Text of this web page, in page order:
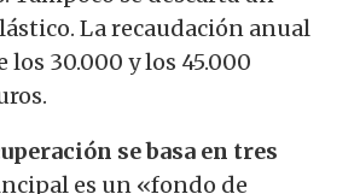
La recaudación anual
30.000 y los 45.000
se basa en tres
es un «fondo de